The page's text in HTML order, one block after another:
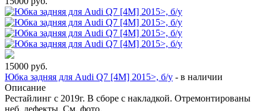
15000 руб.
Юбка задняя для Audi Q7 [4M] 2015>, б/у - в наличии
Описание
Рестайлинг с 2019г. В сборе с накладкой. Отремонтированы
неб. дефекты. См. фото.